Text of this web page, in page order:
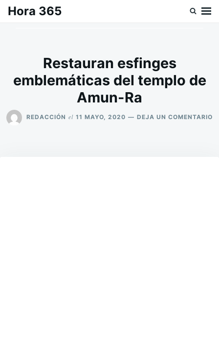
SaltarBuscar:
Hora 365
Restauran esfinges
emblemáticas del templo de
Amun-Ra
REDACCIÓN el 11 MAYO, 2020 DEJA UN COMENTARIO